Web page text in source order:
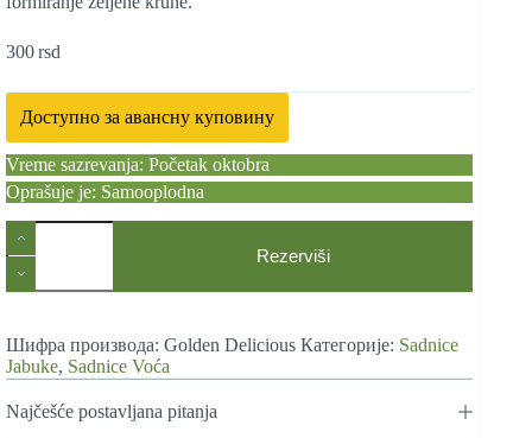
300rsd
Доступно за авансну куповину
Vreme sazrevanja: Početak oktobra
Oprašuje je: Samooplodna
Sadnice
Zlatni
Delišes
Rezerviši
Шифра производа: Golden Delicious Категорије: Sadnice
Jabuke, Sadnice Voća
Najčešće postavljana pitanja